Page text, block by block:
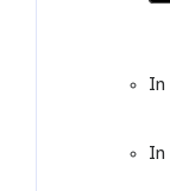
In
In